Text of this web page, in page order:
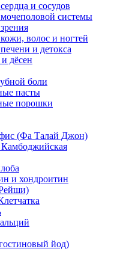
и сосудов
системы
волос и ногтей
и детокса
дёсен
боли
пасты
порошки
(Фа Талай Джон)
и хондроитин
йод)